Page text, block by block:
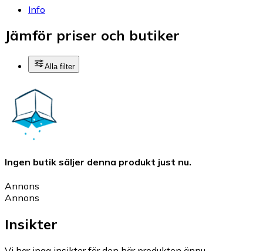
Info
Jämför priser och butiker
Alla filter
Ingen butik säljer denna produkt just nu.
Annons
Annons
Insikter